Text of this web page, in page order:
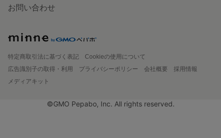
お問い合わせ
特定商取引法に基づく表記
Cookieの使用について
広告識別子の取得・利用
プライバシーポリシー 会社概要
採用情報
メディアキット
©GMO Pepabo, Inc. All rights reserved.